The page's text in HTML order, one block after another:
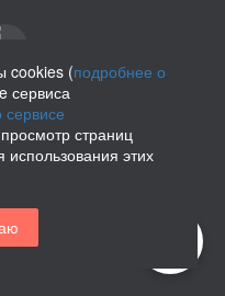
2026
cookies (подробнее о
сервиса
страниц
этих